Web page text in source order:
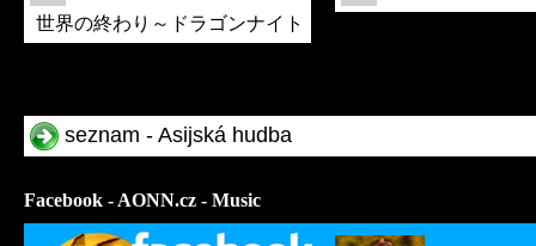
世界の終わり～ドラゴンナイト
seznam - Asijská hudba
Facebook - AONN.cz - Music